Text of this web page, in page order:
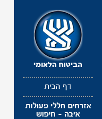
דף הבית
אזרחים חללי פעולות
איבה - חיפוש